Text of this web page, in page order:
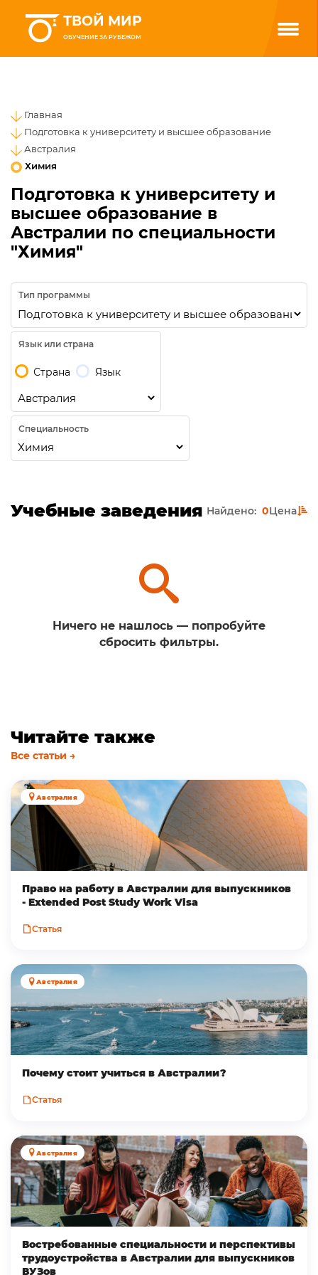
ТВОЙ МИР
ОБУЧЕНИЕ ЗА РУБЕЖОМ
Главная
Подготовка к университету и высшее образование
Австралия
Химия
Подготовка к университету и
высшее образование в
Австралии по специальности
"Химия"
Тип программы
Язык или страна
Страна Язык
Специальность
Учебные заведения Найдено: 0Цена
Ничего не нашлось — попробуйте
сбросить фильтры.
Читайте также
Все статьи →
Австралия
Право на работу в Австралии для выпускников
- Extended Post Study Work Visa
Статья
Австралия
Почему стоит учиться в Австралии?
Статья
Австралия
Востребованные специальности и перспективы
трудоустройства в Австралии для выпускников
ВУЗов